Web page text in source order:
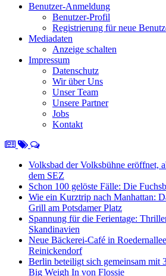
Benutzer-Anmeldung
Benutzer-Profil
Registrierung für neue
Mediadaten
Anzeige schalten
Impressum
Datenschutz
Wir über Uns
Unser Team
Unsere Partner
Jobs
Kontakt
Volksbad der Volksbühne eröffnet,
dem SEZ
Schon 100 gelöste Fälle: Die
Wie ein Kurztrip nach Manhattan:
Grill am Potsdamer Platz
Spannung für die Ferientage:
Skandinavien
Neue Bäckerei-Café in
Reinickendorf
Berlin beteiligt sich gemeinsam mit
Big Weigh In von Flossie